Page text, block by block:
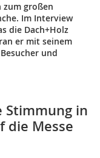
zum großen
Im Interview
die Dach+Holz
er mit seinem
und
Stimmung in
die Messe